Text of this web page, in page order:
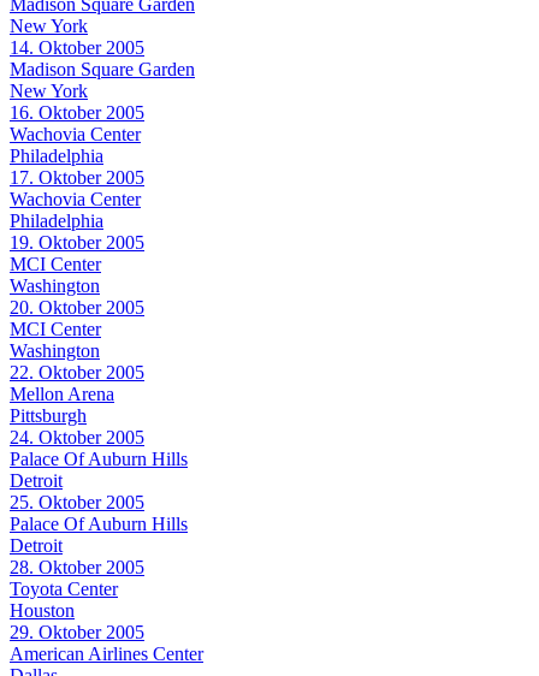
New York
14. Oktober 2005
Madison Square Garden
New York
16. Oktober 2005
Wachovia Center
Philadelphia
17. Oktober 2005
Wachovia Center
Philadelphia
19. Oktober 2005
MCI Center
Washington
20. Oktober 2005
MCI Center
Washington
22. Oktober 2005
Mellon Arena
Pittsburgh
24. Oktober 2005
Palace Of Auburn Hills
Detroit
25. Oktober 2005
Palace Of Auburn Hills
Detroit
28. Oktober 2005
Toyota Center
Houston
29. Oktober 2005
American Airlines Center